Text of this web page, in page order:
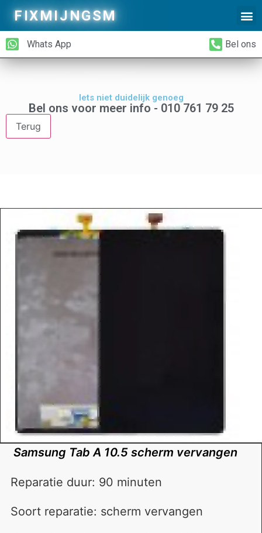
FIXMIJNGSM
Whats App Bel ons
Iets niet duidelijk genoeg
Bel ons voor meer info - 010 761 79 25
Terug
Samsung Tab A 10.5 scherm vervangen
Reparatie duur: 90 minuten
Soort reparatie: scherm vervangen